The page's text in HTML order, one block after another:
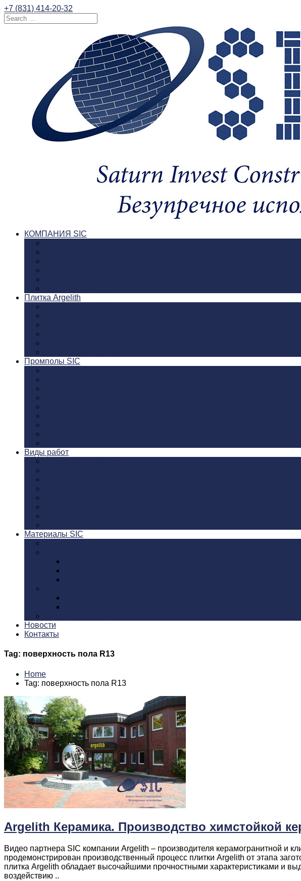
+7 (831) 414-20-32
КОМПАНИЯ SIC
Плитка Argelith
Промполы SIC
Виды работ
Материалы SIC
Новости
Контакты
Tag: поверхность пола R13
Home
Tag: поверхность пола R13
Argelith Керамика. Производство химстойкой
Видео партнера SIC компании Argelith – производителя керамогранитной и
продемонстрирован производственный процесс плитки Argelith от этапа
плитка Argelith обладает высочайшими прочностными характеристиками и
воздействию ..